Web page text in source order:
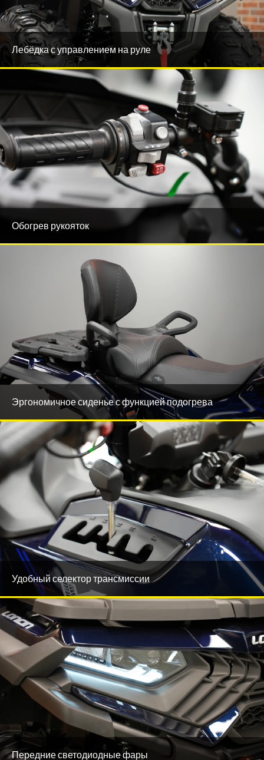
Лебёдка с управлением на руле
Обогрев рукояток
Эргономичное сиденье с функцией подогрева
Удобный селектор трансмиссии
Передние светодиодные фары